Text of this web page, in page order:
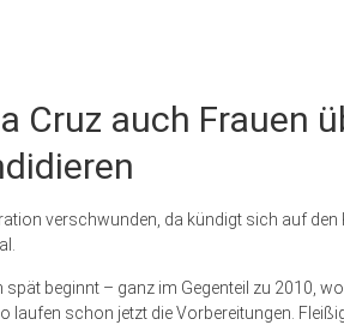
Cruz auch Frauen
verschwunden, da kündigt sich auf den
beginnt – ganz im Gegenteil zu 2010,
schon jetzt die Vorbereitungen.